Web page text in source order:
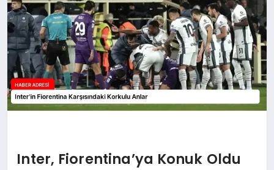
Inter, Fiorentina’ya Konuk Oldu